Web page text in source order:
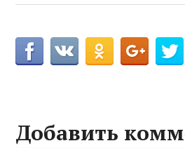
Добавить